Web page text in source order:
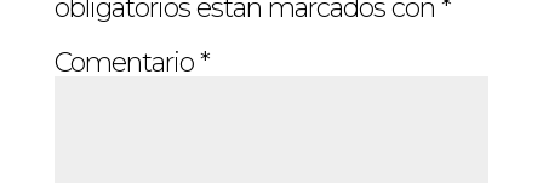
obligatorios están marcados con *
Comentario*